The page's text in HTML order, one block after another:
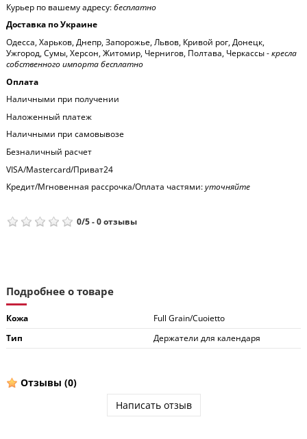
Курьер по вашему адресу:бесплатно
Доставка по Украине
Одесса, Харьков, Днепр, Запорожье, Львов, Кривой рог, Донецк,
Ужгород, Сумы, Херсон, Житомир, Чернигов, Полтава, Черкассы -кресла
собственного импорта бесплатно
Оплата
Наличными при получении
Наложенный платеж
Наличными при самовывозе
Безналичный расчет
VISA/Mastercard/Приват24
Кредит/Мгновенная рассрочка/Оплата частями:уточняйте
0/5-0отзывы
Подробнее о товаре
Кожа
Full Grain/Cuoietto
Тип
Держатели для календаря
Отзывы (0)
Написать отзыв